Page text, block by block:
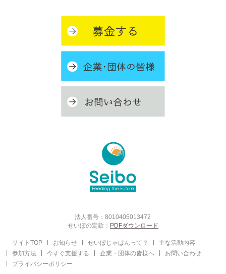
法人番号：8010405013472
せいぼの定款： PDFダウンロード
サイトTOP お知らせ せいぼじゃぱんって？
主な活動内容
参加方法
今すぐ支援する 企業・団体の皆様へ
お問い合わせ
プライバシーポリシー